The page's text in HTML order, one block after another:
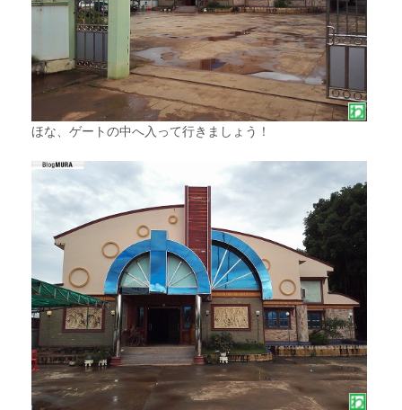
ほな、ゲートの中へ入って行きましょう！